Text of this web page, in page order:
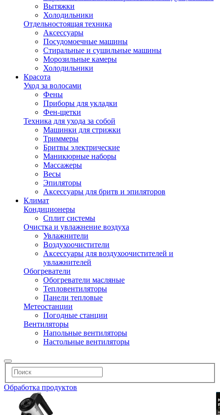
Вытяжки
Холодильники
Отдельностоящая техника
Аксессуары
Посудомоечные машины
Стиральные и сушильные машины
Морозильные камеры
Холодильники
Красота
Уход за волосами
Фены
Приборы для укладки
Фен-щетки
Техника для ухода за собой
Машинки для стрижки
Триммеры
Бритвы электрические
Маникюрные наборы
Массажеры
Весы
Эпиляторы
Аксессуары для бритв и эпиляторов
Климат
Кондиционеры
Сплит системы
Очистка и увлажнение воздуха
Увлажнители
Воздухоочистители
Аксессуары для воздухоочистителей и
увлажнителей
Обогреватели
Обогреватели масляные
Тепловентиляторы
Панели тепловые
Метеостанции
Погодные станции
Вентиляторы
Напольные вентиляторы
Настольные вентиляторы
Обработка продуктов